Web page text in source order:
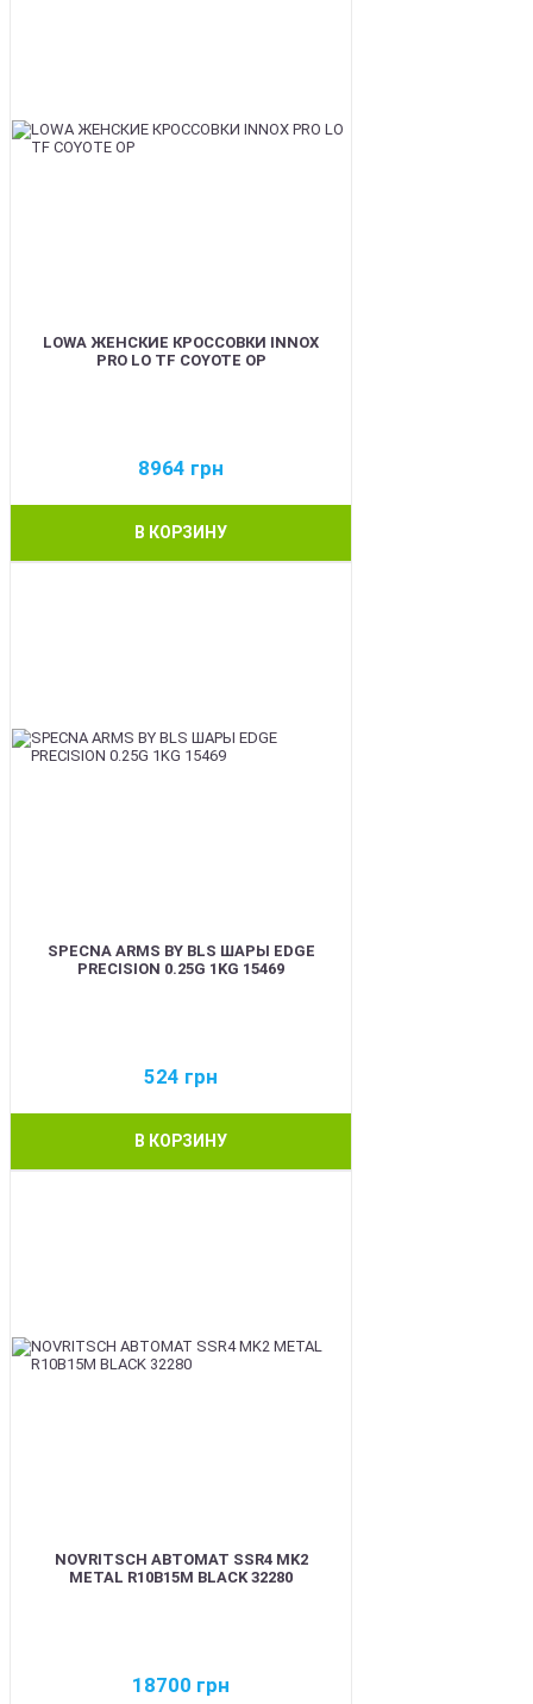
LOWA ЖЕНСКИЕ КРОССОВКИ INNOX
PRO LO TF COYOTE OP
8964 грн
В КОРЗИНУ
SPECNA ARMS BY BLS ШАРЫ EDGE
PRECISION 0.25G 1KG 15469
524 грн
В КОРЗИНУ
NOVRITSCH АВТОМАТ SSR4 MK2
METAL R10B15M BLACK 32280
18700 грн